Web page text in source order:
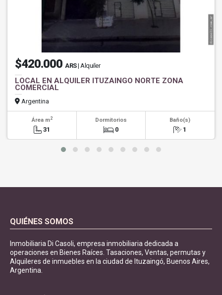
$420.000 ARS| Alquiler
LOCAL EN ALQUILER ITUZAINGO NORTE ZONA
COMERCIAL
Argentina
Área m2
31
Dormitorios
0
Baño(s)
1
QUIÉNES SOMOS
Inmobiliaria Di Casoli, empresa inmobiliaria dedicada a
operaciones en Bienes Raíces. Tasaciones, Ventas, permutas y
Alquileres de inmuebles en la ciudad de Ituzaingó, Buenos Aires,
Argentina.